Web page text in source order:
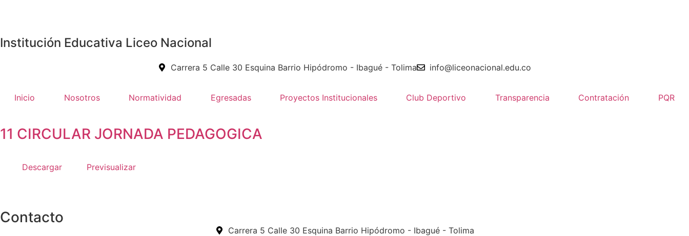
Institución Educativa Liceo Nacional
Carrera 5 Calle 30 Esquina Barrio Hipódromo - Ibagué - Tolima info@liceonacional.edu.co
Inicio Nosotros Normatividad Egresadas Proyectos Institucionales Club Deportivo Transparencia Contratación PQR
11 CIRCULAR JORNADA PEDAGOGICA
Descargar Previsualizar
Contacto
Carrera 5 Calle 30 Esquina Barrio Hipódromo - Ibagué - Tolima